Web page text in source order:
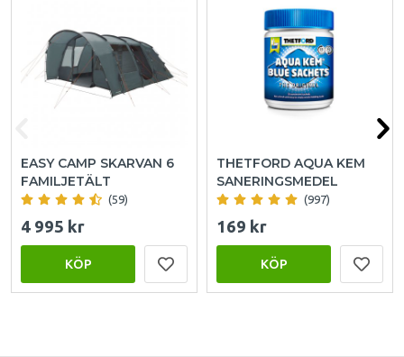
EASY CAMP SKARVAN 6
FAMILJETÄLT
(59)
4 995 kr
KÖP
THETFORD AQUA KEM
SANERINGSMEDEL
(997)
169 kr
KÖP